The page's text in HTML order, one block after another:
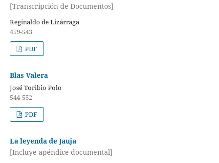
[Transcripción de Documentos]
Reginaldo de Lizárraga
459-543
PDF
Blas Valera
José Toribio Polo
544-552
PDF
La leyenda de Jauja
[Incluye apéndice documental]